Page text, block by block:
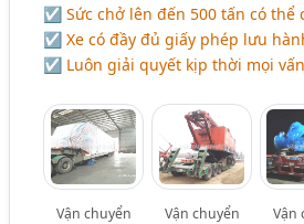
☑ Sức chở lên đến 500 tấn có thể
☑ Xe có đầy đủ giấy phép lưu
☑ Luôn giải quyết kịp thời mọi
Vận chuyển
Vận chuyển
Vận